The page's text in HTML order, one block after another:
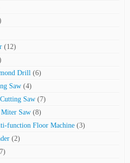
(12)
Drill (6)
Saw (4)
Saw (7)
Saw (8)
function Floor Machine (3)
(2)